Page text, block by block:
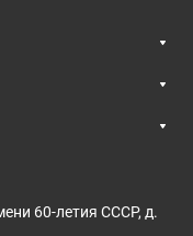
60-летия СССР, д.